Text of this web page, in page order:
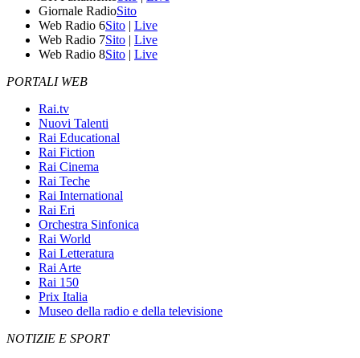
Giornale RadioSito
Web Radio 6Sito | Live
Web Radio 7Sito | Live
Web Radio 8Sito | Live
PORTALI WEB
Rai.tv
Nuovi Talenti
Rai Educational
Rai Fiction
Rai Cinema
Rai Teche
Rai International
Rai Eri
Orchestra Sinfonica
Rai World
Rai Letteratura
Rai Arte
Rai 150
Prix Italia
Museo della radio e della televisione
NOTIZIE E SPORT